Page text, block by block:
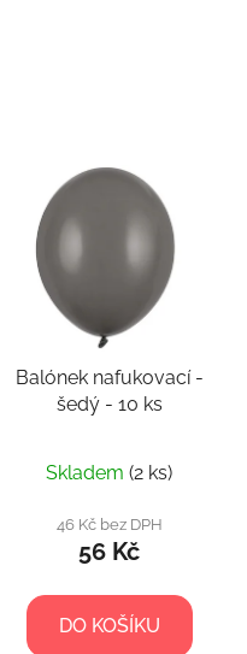
Balónek nafukovací -
šedý - 10 ks
Skladem (2 ks)
46 Kč bez DPH
56 Kč
DO KOŠÍKU